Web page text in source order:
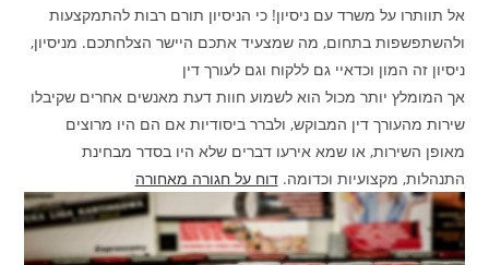
אל תוותרו על משרד עם ניסיון! כי הניסיון תורם רבות להתמקצעות
ולהשתפשפות בתחום, מה שמצעיד אתכם היישר הצלחתכם. מניסיון,
ניסיון זה המון וכדאיי גם ללקוח וגם לעורך דין
אך המומלץ יותר מכול הוא לשמוע חוות דעת מאנשים אחרים שקיבלו
שירות מהעורך דין המבוקש, ולברר ביסודיות אם הם היו מרוצים
מאופן השירות, או שמא אירעו דברים שלא היו בסדר מבחינת
התנהלות, מקצועיות וכדומה.דוח על חגורה מאחורה